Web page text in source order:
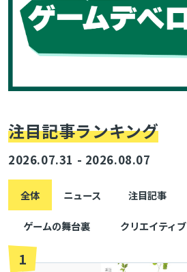
注目記事ランキング
2026.07.31 - 2026.08.07
全体 ニュース 注目記事
ゲームの舞台裏 クリエイティブ
1